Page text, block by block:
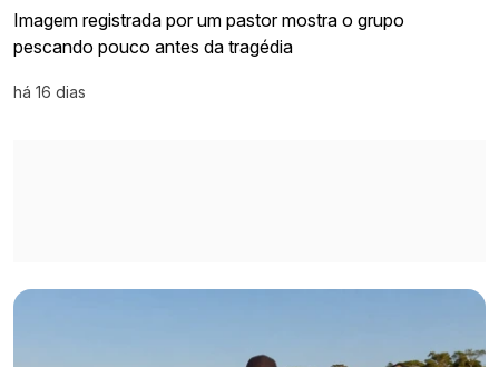
Imagem registrada por um pastor mostra o grupo
pescando pouco antes da tragédia
há 16 dias